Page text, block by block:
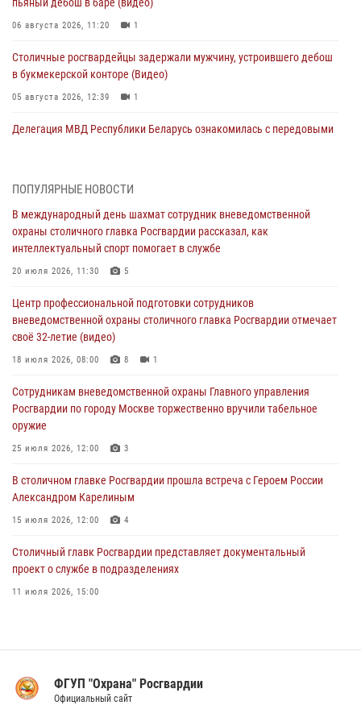
06 августа 2026, 11:20 1
Столичные росгвардейцы задержали мужчину, устроившего дебош
в букмекерской конторе (Видео)
05 августа 2026, 12:39 1
Делегация МВД Республики Беларусь ознакомилась с передовыми
управления Росгвардии по городу Москве заняли первое место в
чемпионате столичного главка ведомства по самбо и боевому
самбо (ВИДЕО)
04 августа 2026, 14:00
В Москве росгвардейцы задержали подозреваемого в нападении
на охранника торгового центра (видео)
04 августа 2026, 08:00
находящегося в федеральном розыске (видео)
03 августа 2026, 12:00
Московские росгвардейцы пришли на помощь семье, у которой
ПОПУЛЯРНЫЕ НОВОСТИ
В международный день шахмат сотрудник вневедомственной
охраны столичного главка Росгвардии рассказал, как
интеллектуальный спорт помогает в службе
20 июля 2026, 11:30 5
Центр профессиональной подготовки сотрудников
вневедомственной охраны столичного главка Росгвардии отмечает
своё 32-летие (видео)
18 июля 2026, 08:00 8 1
Сотрудникам вневедомственной охраны Главного управления
Росгвардии по городу Москве торжественно вручили табельное
оружие
25 июля 2026, 12:00 3
В столичном главке Росгвардии прошла встреча с Героем России
Александром Карелиным
15 июля 2026, 12:00 4
Столичный главк Росгвардии представляет документальный
проект о службе в подразделениях
11 июля 2026, 15:00
В Управлении вневедомственной охраны Росгвардии подвели итоги
ФГУП "Охрана" Росгвардии
Официальный сайт